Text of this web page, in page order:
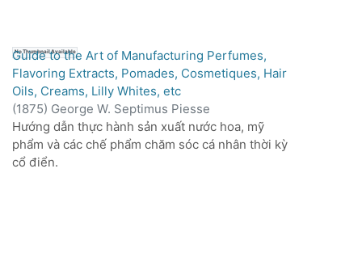
No Thumbnail Available
Guide to the Art of Manufacturing Perfumes,
Flavoring Extracts, Pomades, Cosmetiques, Hair
Oils, Creams, Lilly Whites, etc
(1875) George W. Septimus Piesse
Hướng dẫn thực hành sản xuất nước hoa, mỹ
phẩm và các chế phẩm chăm sóc cá nhân thời kỳ
cổ điển.